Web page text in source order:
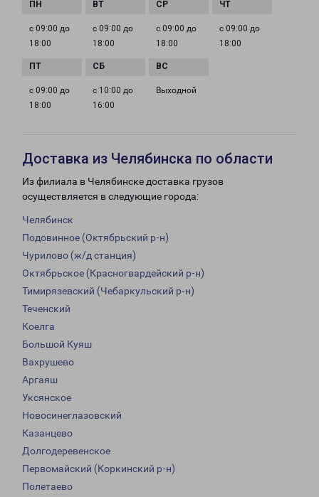
с 09:00 до
18:00
с 09:00 до
18:00
с 09:00 до
18:00
с 09:00 до
18:00
с 09:00 до
18:00
с 10:00 до
16:00
Выходной
Доставка из Челябинска по области
Из филиала в Челябинске доставка грузов
осуществляется в следующие города:
Челябинск
Подовинное (Октябрьский р-н)
Чурилово (ж/д станция)
Октябрьское (Красногвардейский р-н)
Тимирязевский (Чебаркульский р-н)
Теченский
Коелга
Большой Куяш
Вахрушево
Аргаяш
Уксянское
Новосинеглазовский
Казанцево
Долгодеревенское
Первомайский (Коркинский р-н)
Полетаево